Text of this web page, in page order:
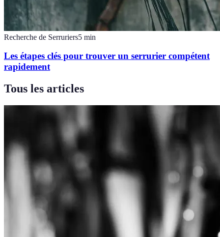
Recherche de Serruriers5 min
Les étapes clés pour trouver un serrurier compétent
rapidement
Tous les articles